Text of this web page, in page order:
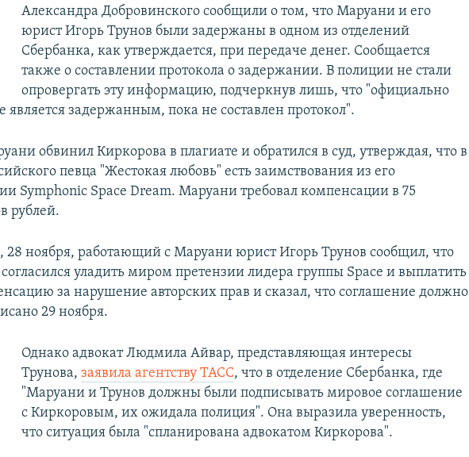
Александра Добровинского сообщили о том, что Маруани и его
юрист Игорь Трунов были задержаны в одном из отделений
Сбербанка, как утверждается, при передаче денег. Сообщается
также о составлении протокола о задержании. В полиции не стали
опровергать эту информацию, подчеркнув лишь, что "официально
является задержанным, пока не составлен протокол".
обвинил Киркорова в плагиате и обратился в суд, утверждая, что в
певца "Жестокая любовь" есть заимствования из его
Symphonic Space Dream. Маруани требовал компенсации в 75
рублей.
28 ноября, работающий с Маруани юрист Игорь Трунов сообщил, что
уладить миром претензии лидера группы Space и выплатить
за нарушение авторских прав и сказал, что соглашение должно
29 ноября.
Однако адвокат Людмила Айвар, представляющая интересы
Трунова, заявила агентству ТАСС, что в отделение Сбербанка, где
"Маруани и Трунов должны были подписывать мировое соглашение
с Киркоровым, их ожидала полиция". Она выразила уверенность,
что ситуация была "спланирована адвокатом Киркорова".